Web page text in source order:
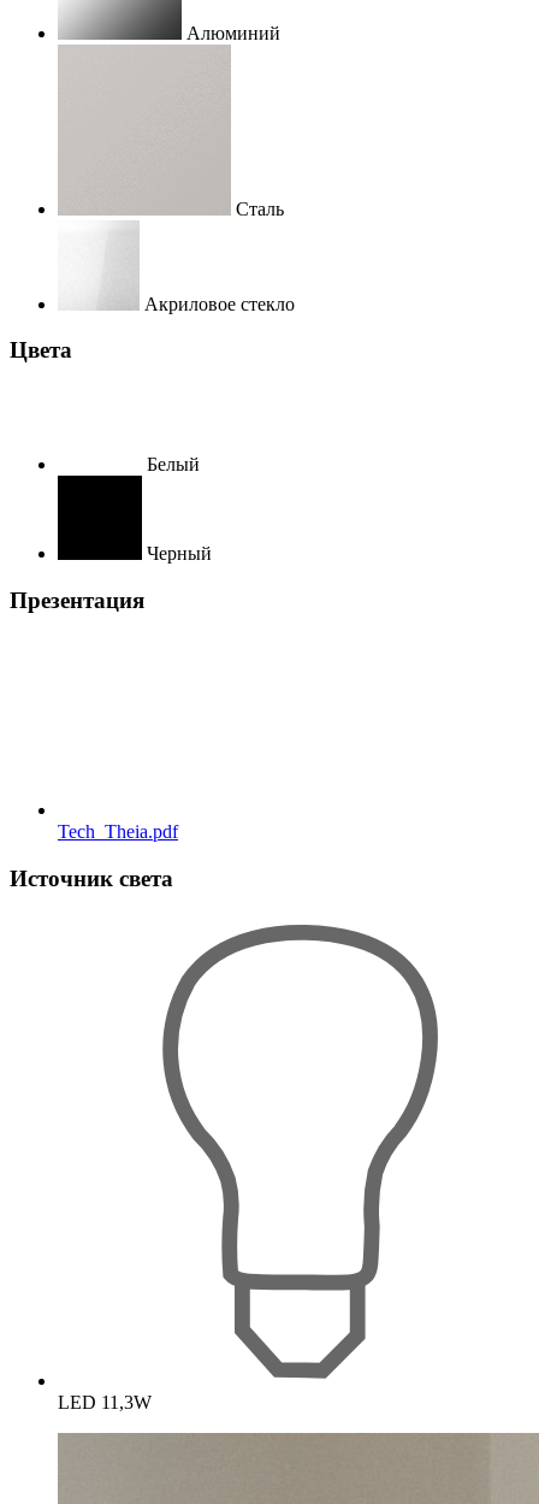
Алюминий
Сталь
Акриловое стекло
Цвета
Белый
Черный
Презентация
Tech_Theia.pdf
Источник света
LED 11,3W